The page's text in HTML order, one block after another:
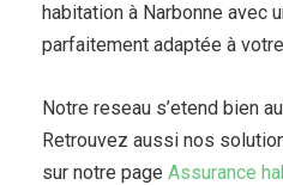
habitation à Narbonne avec
parfaitement adaptée à
Notre reseau s’etend bien
Retrouvez aussi nos
sur notre page Assurance